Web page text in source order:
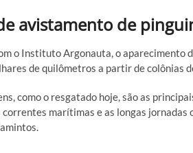
avistamento de
o Instituto Argonauta, o aparecimento
de quilômetros a partir de colônias
como o resgatado hoje, são as
marítimas e as longas jornadas